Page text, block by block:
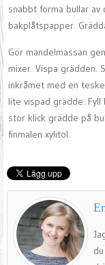
snabbt forma bullar av
bakplåtspapper.
Gör mandelmassan
mixer. Vispa grädden.
inkråmet med en
lite vispad grädde. Fyll
stor klick grädde på
finmalen xylitol.